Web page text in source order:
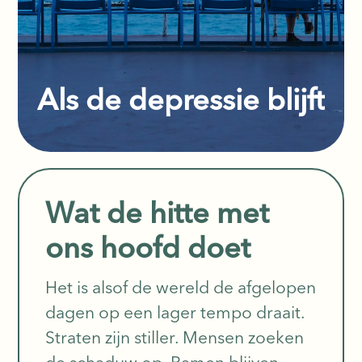
Als de depressie blijft
begonnen is, maar dat weet ik niet
meer. Er was geen duidelijke dag
waarop alles donker werd. Geen
moment waarop ik wakker werd en
wist: nu is het mis. Het kwam l
Lees verder
Wat de hitte met
ons hoofd doet
Het is alsof de wereld de afgelopen
dagen op een lager tempo draait.
Straten zijn stiller. Mensen zoeken